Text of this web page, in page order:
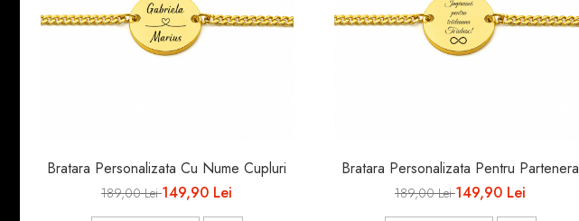
Bratara Personalizata Cu Nume Cupluri
189,00 Lei149,90 Lei
Bratara Personalizata Pentru Partenera
189,00 Lei149,90 Lei